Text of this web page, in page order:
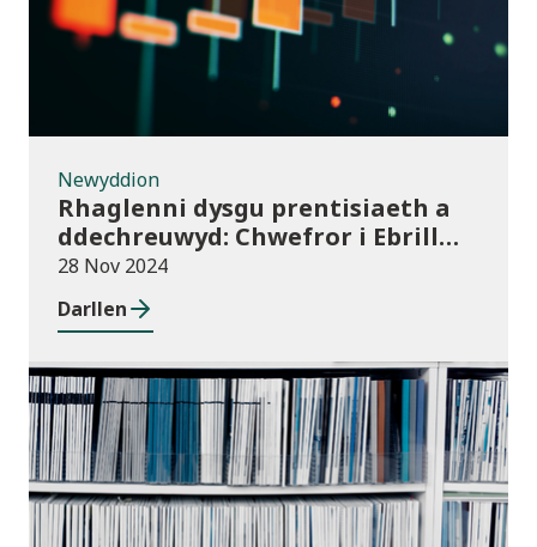
Newyddion
Rhaglenni dysgu prentisiaeth a
ddechreuwyd: Chwefror i Ebrill
2024 (dros dro)
28 Nov 2024
Darllen